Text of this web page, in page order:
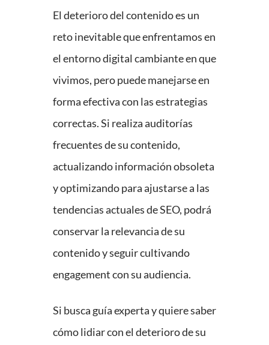
El deterioro del contenido es un
reto inevitable que enfrentamos en
el entorno digital cambiante en que
vivimos, pero puede manejarse en
forma efectiva con las estrategias
correctas. Si realiza auditorías
frecuentes de su contenido,
actualizando información obsoleta
y optimizando para ajustarse a las
tendencias actuales de SEO, podrá
conservar la relevancia de su
contenido y seguir cultivando
engagement con su audiencia.
Si busca guía experta y quiere saber
cómo lidiar con el deterioro de su